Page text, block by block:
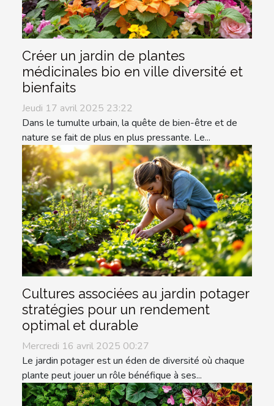
Créer un jardin de plantes
médicinales bio en ville diversité et
bienfaits
Jeudi 17 avril 2025 23:22
Dans le tumulte urbain, la quête de bien-être et de
nature se fait de plus en plus pressante. Le...
Cultures associées au jardin potager
stratégies pour un rendement
optimal et durable
Mercredi 16 avril 2025 00:27
Le jardin potager est un éden de diversité où chaque
plante peut jouer un rôle bénéfique à ses...